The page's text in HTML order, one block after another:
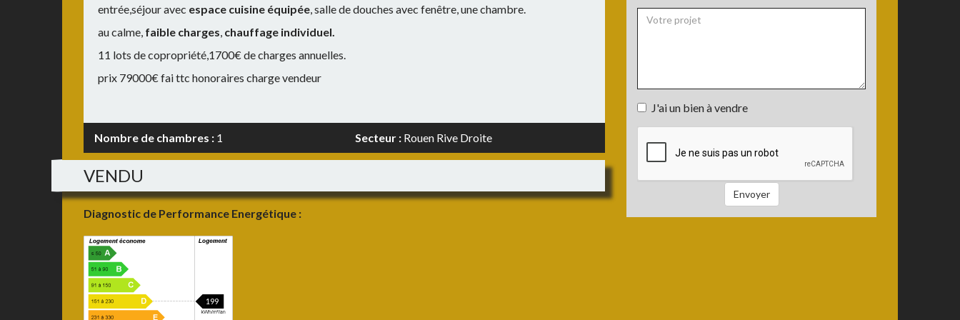
entrée,séjour avec espace cuisine équipée, salle de douches avec fenêtre, une chambre.
au calme, faible charges, chauffage individuel.
11 lots de copropriété,1700€ de charges annuelles.
prix 79000€ fai ttc honoraires charge vendeur
Nombre de chambres : 1 Secteur : Rouen Rive Droite
VENDU
Diagnostic de Performance Energétique :
199
Téléphone
projet
:
J'ai un bien à vendre
un
Envoyer